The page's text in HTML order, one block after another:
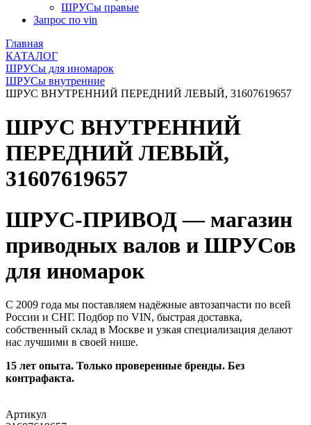
ШРУСы правые
Запрос по vin
Главная
КАТАЛОГ
ШРУСы для иномарок
ШРУСы внутренние
ШРУС ВНУТРЕННИЙ ПЕРЕДНИЙ ЛЕВЫЙ, 31607619657
ШРУС ВНУТРЕННИЙ
ПЕРЕДНИЙ ЛЕВЫЙ,
31607619657
ШРУС-ПРИВОД — магазин
приводных валов и ШРУСов
для иномарок
С 2009 года мы поставляем надёжные автозапчасти по всей
России и СНГ. Подбор по VIN, быстрая доставка,
собственный склад в Москве и узкая специализация делают
нас лучшими в своей нише.
15 лет опыта. Только проверенные бренды. Без
контрафакта.
Артикул